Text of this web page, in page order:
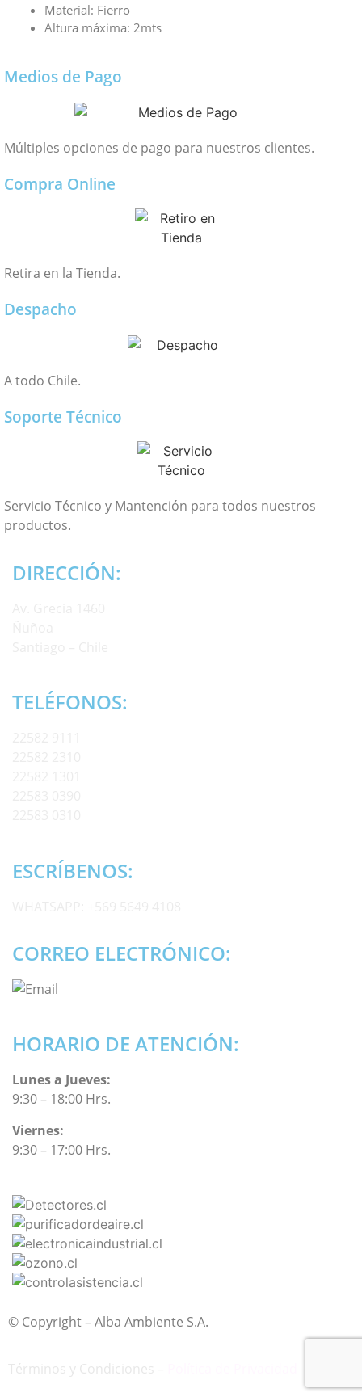
Material: Fierro
Altura máxima: 2mts
Medios de Pago
Múltiples opciones de pago para nuestros clientes.
Compra Online
Retira en la Tienda.
Despacho
A todo Chile.
Soporte Técnico
Servicio Técnico y Mantención para todos nuestros
productos.
DIRECCIÓN:
TELÉFONOS:
ESCRÍBENOS:
CORREO ELECTRÓNICO:
HORARIO DE ATENCIÓN:
Lunes a Jueves:
9:30 – 18:00 Hrs.
Viernes:
9:30 – 17:00 Hrs.
© Copyright – Alba Ambiente S.A.